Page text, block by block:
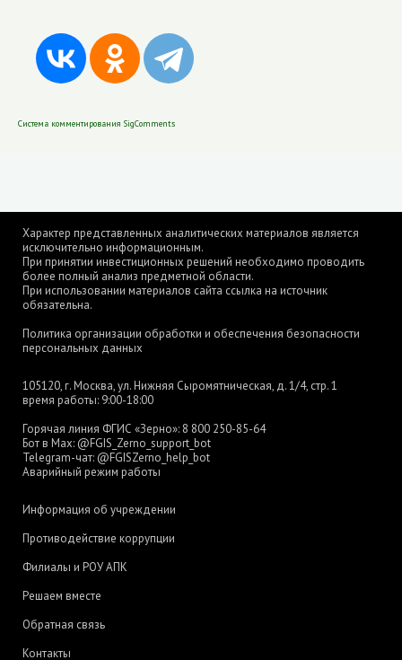
Система комментирования SigComments
Характер представленных аналитических материалов является
исключительно информационным.
При принятии инвестиционных решений необходимо проводить
более полный анализ предметной области.
При использовании материалов сайта ссылка на источник
обязательна.
Политика организации обработки и обеспечения безопасности
персональных данных
105120, г. Москва, ул. Нижняя Сыромятническая, д. 1/4, стр. 1
время работы: 9:00-18:00
Горячая линия ФГИС «Зерно»: 8 800 250-85-64
Бот в Max: @FGIS_Zerno_support_bot
Telegram-чат: @FGISZerno_help_bot
Аварийный режим работы
Информация об учреждении
Противодействие коррупции
Филиалы и РОУ АПК
Решаем вместе
Обратная связь
Контакты